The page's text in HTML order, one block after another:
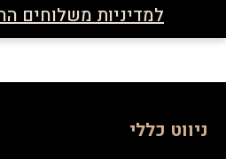
למדיניות משלוחים
ניווט כללי